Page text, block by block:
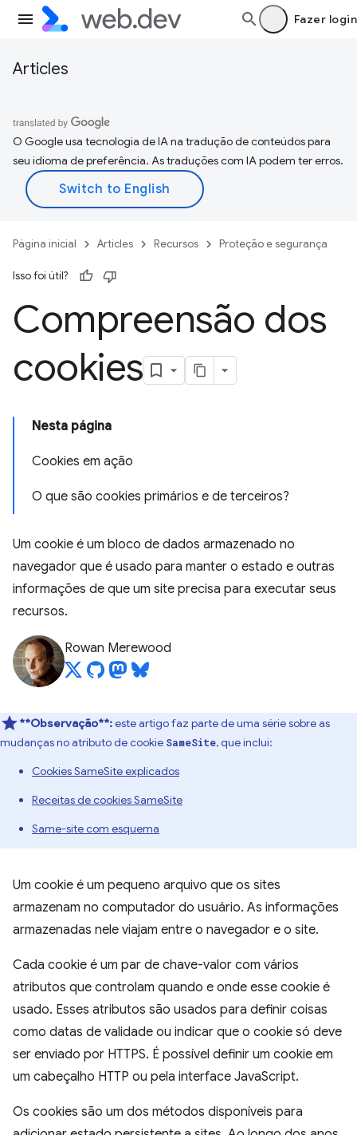
Fazer login
Articles
O Google usa tecnologia de IA na tradução de conteúdos para
seu idioma de preferência. As traduções com IA podem ter erros.
Página inicial Articles Recursos Proteção e segurança
Isso foi útil?
Compreensão dos
cookies
Nesta página
Cookies em ação
O que são cookies primários e de terceiros?
Um cookie é um bloco de dados armazenado no
navegador que é usado para manter o estado e outras
informações de que um site precisa para executar seus
recursos.
Rowan Merewood
**Observação**:este artigo faz parte de uma série sobre as
mudanças no atributo de cookie SameSite, que inclui:
Cookies SameSite explicados
Receitas de cookies SameSite
Same-site com esquema
Um cookie é um pequeno arquivo que os sites
armazenam no computador do usuário. As informações
armazenadas nele viajam entre o navegador e o site.
Cada cookie é um par de chave-valor com vários
atributos que controlam quando e onde esse cookie é
usado. Esses atributos são usados para definir coisas
como datas de validade ou indicar que o cookie só deve
ser enviado por HTTPS. É possível definir um cookie em
um cabeçalho HTTP ou pela interface JavaScript.
Os cookies são um dos métodos disponíveis para